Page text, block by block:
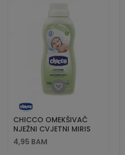
CHICCO OMEKŠIVAČ
NJEŽNI CVJETNI MIRIS
750ML
4,95 BAM